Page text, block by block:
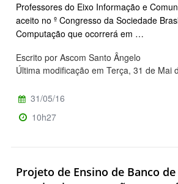
Professores do Eixo Informação e
aceito no º Congresso da Sociedade
Computação que ocorrerá em …
Escrito por Ascom Santo Ângelo
Última modificação em Terça, 31 de Mai
31/05/16
10h27
Projeto de Ensino de Banco